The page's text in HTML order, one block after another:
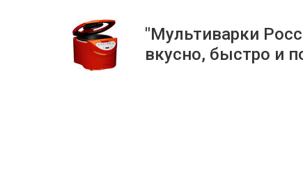
"Мультиварки
вкусно, быстро и